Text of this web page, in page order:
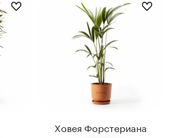
Ховея Форстериана